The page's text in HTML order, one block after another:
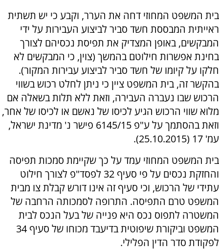
בית המשפט המחוזי דחה את הערר, וקבע כי יש תשתית
ראייתית המבססת חשד סביר לביצוע העבירות על ידי
המבקשים, באופן המצדיק את תפיסת נכסיהם לצורך
בחינת אפשרות חילוטם בהמשך (צוין, כי המבקשים לא
חלקו על קיומו של חשד סביר לביצוע עבירות המקור).
בהקשר זה, בית המשפט ציין כי ניתן לחלט רכוש בשווי
הרכוש שבו נעברה העבירה, וזאת ללא תלות בשאלה אם
מלוא שווי הרכוש הגיע לכיסו של נאשם או לכיסו של אחר,
וזאת בהסתמך על ע"פ 6145/15 פישר נ' מדינת ישראל,
עמ' 17 (25.10.2015).
בית המשפט המחוזי עמד על כך שקיימת סמכות תפיסה
והחזקת נכסים על פי סעיף 32 לפסד"פ לצורך חילוט
עתידי של הרכוש, וכי סעיף זה אינו דורש קבלת צו מבית
המשפט טרם התפיסה. התרופה לסמכותה הרחבה של
המשטרה לתפוס נכס היא פנייה של בעל הנכס לבית
המשפט וביקורת שיפוטית בדיעבד מכוחו של סעיף 34
לפקודת סדר הדין הפלילי.